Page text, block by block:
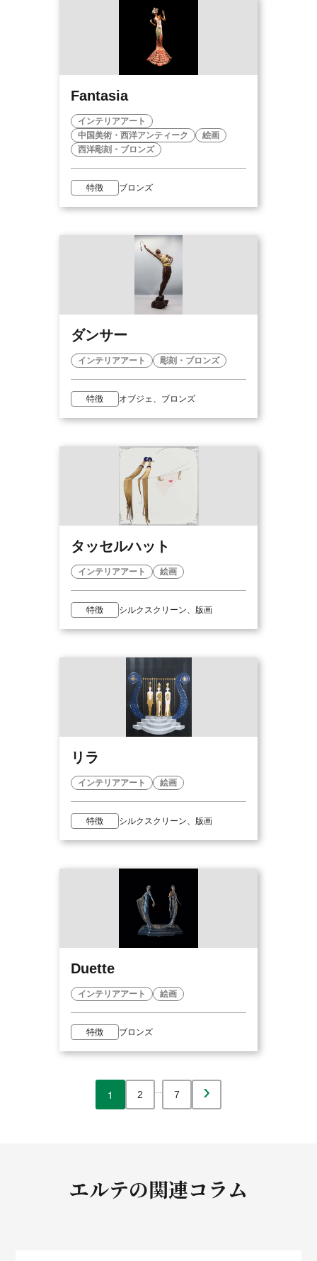
Fantasia
インテリアアート
中国美術・西洋アンティーク
絵画
西洋彫刻・ブロンズ
特徴 ブロンズ
ダンサー
インテリアアート 彫刻・ブロンズ
特徴 オブジェ、ブロンズ
タッセルハット
インテリアアート 絵画
特徴 シルクスクリーン、版画
リラ
インテリアアート 絵画
特徴 シルクスクリーン、版画
Duette
インテリアアート 絵画
特徴 ブロンズ
1 2 7 ›
エルテの関連コラム